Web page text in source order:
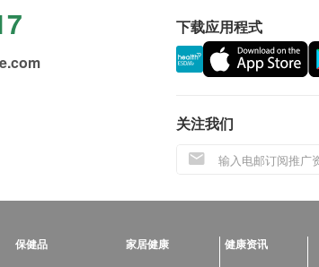
下载应用程式
关注我们
保健品 家居健康 健康资讯